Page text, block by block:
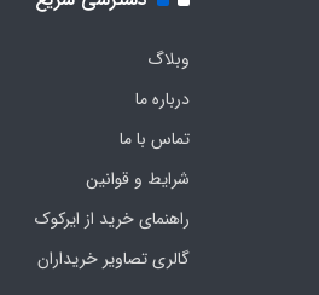
وبلاگ
درباره ما
تماس با ما
شرایط و قوانین
راهنمای خرید از ایرکوک
گالری تصاویر خریداران